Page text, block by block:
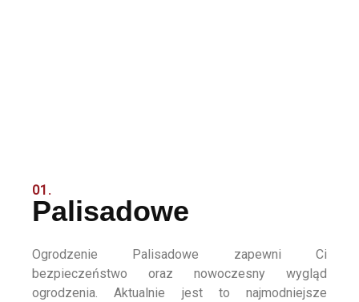
01.
Palisadowe
Ogrodzenie Palisadowe zapewni Ci
bezpieczeństwo oraz nowoczesny wygląd
ogrodzenia. Aktualnie jest to najmodniejsze